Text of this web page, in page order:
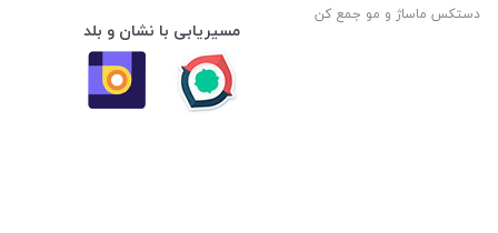
دستکس ماساژ و مو جمع کن
مسیریابی با نشان و بلد